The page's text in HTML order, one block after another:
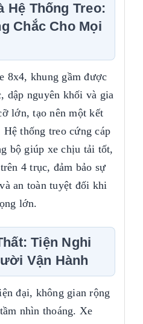
Hệ Thống Treo:
Chắc Cho Mọi
8x4, khung gầm được
dập nguyên khối và gia
lớn, tạo nên một kết
thống treo cứng cáp
bộ giúp xe chịu tải tốt,
4 trục, đảm bảo sự
an toàn tuyệt đối khi
lớn.
Tiện Nghi
Vận Hành
đại, không gian rộng
nhìn thoáng. Xe